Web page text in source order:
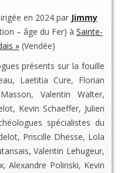
en 2024 par Jimmy
– âge du Fer) à Sainte-
»(Vendée)
présents sur la fouille
Laetitia Cure, Florian
Valentin Walter,
Kevin Schaeffer, Julien
spécialistes du
Priscille Dhesse, Lola
Valentin Lehugeur,
Alexandre Polinski, Kevin